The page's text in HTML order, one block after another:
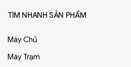
TÌM NHANH SẢN PHẨM
Máy Chủ
Máy Trạm